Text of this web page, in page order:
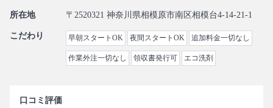
所在地 〒2520321 神奈川県相模原市南区相模台4-14-21-1
こだわり 早朝スタートOK 夜間スタートOK 追加料金一切なし
作業外注一切なし 領収書発行可 エコ洗剤
口コミ評価